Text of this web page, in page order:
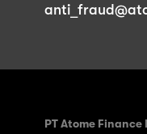
PT Atome Finance